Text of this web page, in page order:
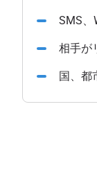
SMS、
相手が
国、都